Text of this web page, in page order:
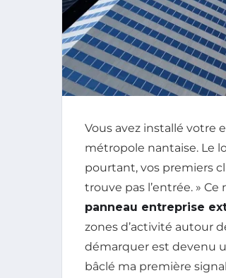
Vous avez installé votre
métropole nantaise. Le
pourtant, vos premiers
trouve pas l’entrée. »
panneau entreprise
zones d’activité autour
démarquer est devenu
bâclé ma première